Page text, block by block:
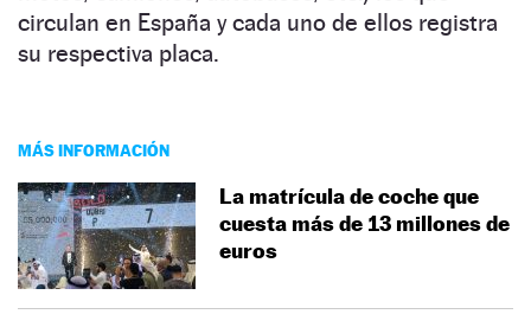
circulan en España y cada uno de ellos registra
su respectiva placa.
MÁS INFORMACIÓN
La matrícula de coche que
cuesta más de 13 millones de
euros